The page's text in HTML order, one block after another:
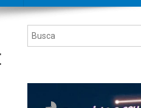
Pesquisar